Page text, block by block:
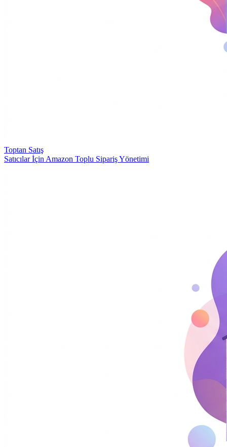
Toptan Satış
Satıcılar İçin Amazon Toplu Sipariş Yönetimi